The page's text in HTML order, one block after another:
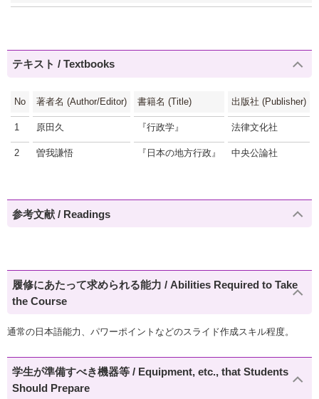
テキスト / Textbooks
No 著者名 (Author/Editor) 書籍名 (Title) 出版社 (Publisher)
1 原田久 『行政学』 法律文化社
2 曽我謙悟 『日本の地方行政』 中央公論社
参考文献 / Readings
履修にあたって求められる能力 / Abilities Required to Take
the Course
通常の日本語能力、パワーポイントなどのスライド作成スキル程度。
学生が準備すべき機器等 / Equipment, etc., that Students
Should Prepare